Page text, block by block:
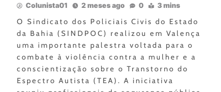
Colunista01 2 meses ago 0 3 mins
O Sindicato dos Policiais Civis do Estado
da Bahia (SINDPOC) realizou em Valença
uma importante palestra voltada para o
combate à violência contra a mulher e a
conscientização sobre o Transtorno do
Espectro Autista (TEA). A iniciativa